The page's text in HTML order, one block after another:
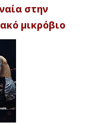
στην
μικρόβιο